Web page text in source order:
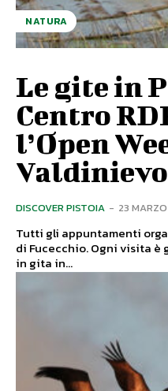
NATURA
Le gite in
Centro
l’Open
DISCOVER PISTOIA - 23
Tutti gli appuntamenti
di Fucecchio. Ogni visita è gratuita. Un
in gita in...